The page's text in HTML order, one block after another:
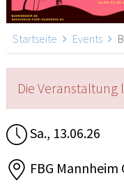
Startseite Events
Die Veranstaltung
Sa., 13.06.26
FBG